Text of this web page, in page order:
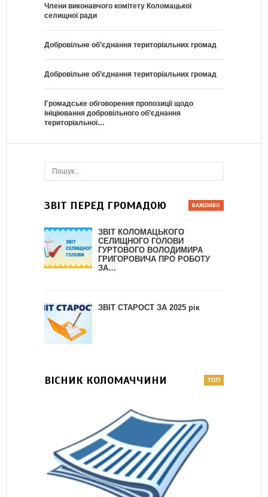
Члени виконавчого комітету Коломацької
селищної ради
Добровільне об’єднання територіальних громад
Добровільне об’єднання територіальних громад
Громадське обговорення пропозиції щодо
ініціювання добровільного об’єднання
територіальної…
ЗВІТ ПЕРЕД ГРОМАДОЮ
ЗВІТ КОЛОМАЦЬКОГО
СЕЛИЩНОГО ГОЛОВИ
ГУРТОВОГО ВОЛОДИМИРА
ГРИГОРОВИЧА ПРО РОБОТУ
ЗА…
ЗВІТ СТАРОСТ ЗА 2025 рік
ВІСНИК КОЛОМАЧЧИНИ